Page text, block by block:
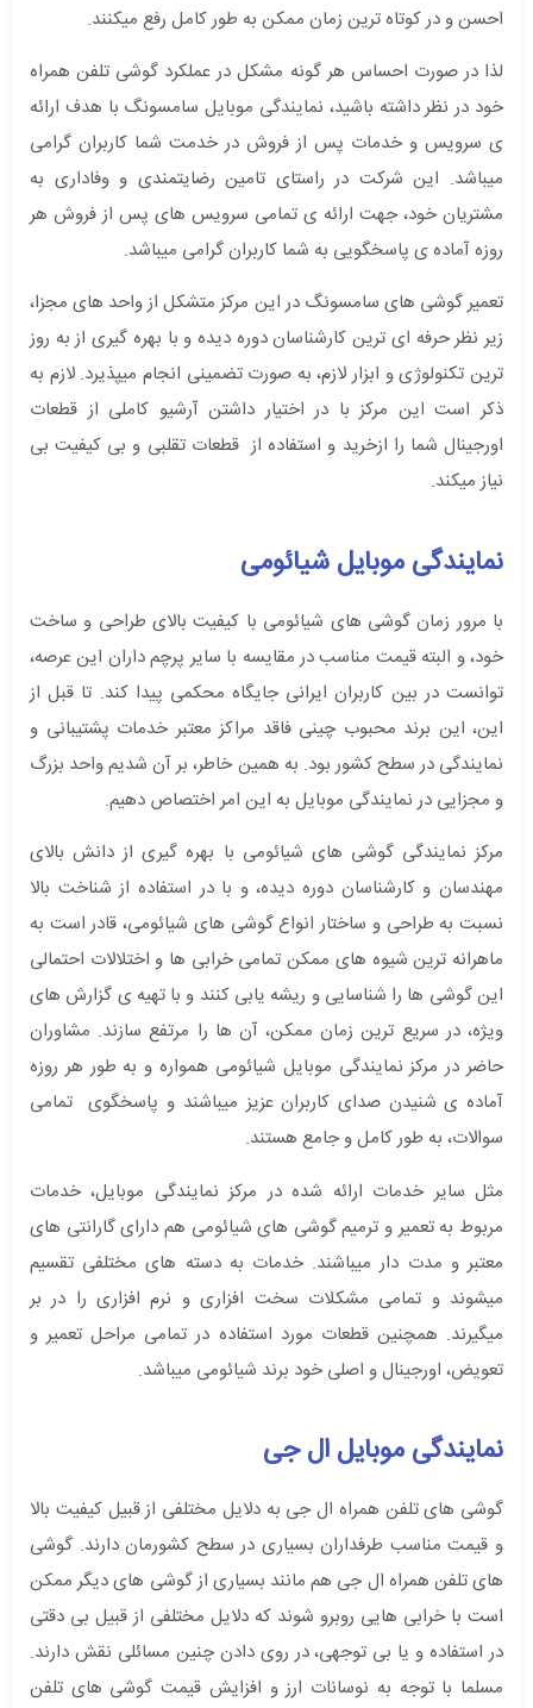
احسن و در کوتاه ترین زمان ممکن به طور کامل رفع میکنند.
لذا در صورت احساس هر گونه مشکل در عملکرد گوشی تلفن همراه
خود در نظر داشته باشید، نمایندگی موبایل سامسونگ با هدف ارائه
ی سرویس و خدمات پس از فروش در خدمت شما کاربران گرامی
میباشد. این شرکت در راستای تامین رضایتمندی و وفاداری به
مشتریان خود، جهت ارائه ی تمامی سرویس های پس از فروش هر
روزه آماده ی پاسخگویی به شما کاربران گرامی میباشد.
تعمیر گوشی های سامسونگ در این مرکز متشکل از واحد های مجزا،
زیر نظر حرفه ای ترین کارشناسان دوره دیده و با بهره گیری از به روز
ترین تکنولوژی و ابزار لازم، به صورت تضمینی انجام میپذیرد. لازم به
ذکر است این مرکز با در اختیار داشتن آرشیو کاملی از قطعات
اورجینال شما را ازخرید و استفاده از قطعات تقلبی و بی کیفیت بی
نیاز میکند.
نمایندگی موبایل شیائومی
با مرور زمان گوشی های شیائومی با کیفیت بالای طراحی و ساخت
خود، و البته قیمت مناسب در مقایسه با سایر پرچم داران این عرصه،
توانست در بین کاربران ایرانی جایگاه محکمی پیدا کند. تا قبل از
این، این برند محبوب چینی فاقد مراکز معتبر خدمات پشتیبانی و
نمایندگی در سطح کشور بود. به همین خاطر، بر آن شدیم واحد بزرگ
و مجزایی در نمایندگی موبایل به این امر اختصاص دهیم.
مرکز نمایندگی گوشی های شیائومی با بهره گیری از دانش بالای
مهندسان و کارشناسان دوره دیده، و با در استفاده از شناخت بالا
نسبت به طراحی و ساختار انواع گوشی های شیائومی، قادر است به
ماهرانه ترین شیوه های ممکن تمامی خرابی ها و اختلالات احتمالی
این گوشی ها را شناسایی و ریشه یابی کنند و با تهیه ی گزارش های
ویژه، در سریع ترین زمان ممکن، آن ها را مرتفع سازند. مشاوران
حاضر در مرکز نمایندگی موبایل شیائومی همواره و به طور هر روزه
آماده ی شنیدن صدای کاربران عزیز میباشند و پاسخگوی تمامی
سوالات، به طور کامل و جامع هستند.
مثل سایر خدمات ارائه شده در مرکز نمایندگی موبایل، خدمات
مربوط به تعمیر و ترمیم گوشی های شیائومی هم دارای گارانتی های
معتبر و مدت دار میباشند. خدمات به دسته های مختلفی تقسیم
میشوند و تمامی مشکلات سخت افزاری و نرم افزاری را در بر
میگیرند. همچنین قطعات مورد استفاده در تمامی مراحل تعمیر و
تعویض، اورجینال و اصلی خود برند شیائومی میباشد.
نمایندگی موبایل ال جی
گوشی های تلفن همراه ال جی به دلایل مختلفی از قبیل کیفیت بالا
و قیمت مناسب طرفداران بسیاری در سطح کشورمان دارند. گوشی
های تلفن همراه ال جی هم مانند بسیاری از گوشی های دیگر ممکن
است با خرابی هایی روبرو شوند که دلایل مختلفی از قبیل بی دقتی
در استفاده و یا بی توجهی، در روی دادن چنین مسائلی نقش دارند.
مسلما با توجه به نوسانات ارز و افزایش قیمت گوشی های تلفن